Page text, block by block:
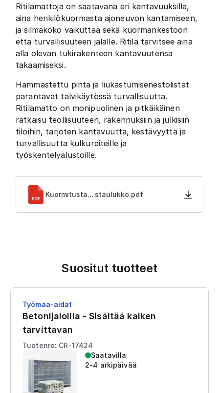
Ritilämattoja on saatavana eri kantavuuksilla,
aina henkilökuormasta ajoneuvon kantamiseen,
ja silmäkoko vaikuttaa sekä kuormankestoon
että turvallisuuteen jalalle. Ritilä tarvitsee aina
alla olevan tukirakenteen kantavuutensa
takaamiseksi.
Hammastettu pinta ja liukastumisenestolistat
parantavat talvikäytössä turvallisuutta.
Ritilämatto on monipuolinen ja pitkäikäinen
ratkaisu teollisuuteen, rakennuksiin ja julkisiin
tiloihin, tarjoten kantavuutta, kestävyyttä ja
turvallisuutta kulkureiteille ja
työskentelyalustoille.
Kuormitustaulukko.pdf
Kuormitustaulukko.pdf
Suositut tuotteet
Työmaa-aidat
Betonijaloilla - Sisältää kaiken
tarvittavan
Tuotenro: CR-17424
Saatavilla
2-4 arkipäivää